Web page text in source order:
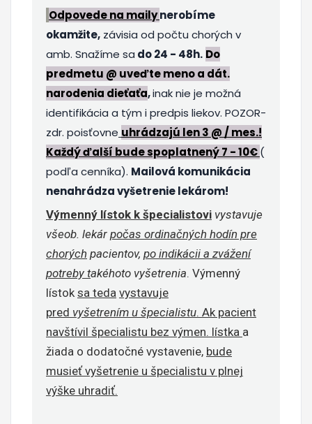
Odpovede na mailynerobíme
okamžite, závisia od počtu chorých v
amb. Snažíme sa do 24 - 48h. Do
predmetu @ uveďte meno a dát.
narodenia dieťaťa,inak nie je možná
identifikácia a tým i predpis liekov. POZOR-
zdr. poisťovne uhrádzajú len 3 @ / mes.!
Každý ďalší bude spoplatnený 7 - 10€(
podľa cenníka). Mailová komunikácia
nenahrádza vyšetrenie lekárom!
Výmenný lístok k špecialistovi vystavuje
všeob. lekár počas ordinačných hodín pre
chorých pacientov, po indikácii a zvážení
potreby takéhoto vyšetrenia. Výmenný
lístok sa teda vystavuje
pred vyšetrením u špecialistu. Ak pacient
navštívil špecialistu bez výmen. lístka a
žiada o dodatočné vystavenie, bude
musieť vyšetrenie u špecialistu v plnej
výške uhradiť.